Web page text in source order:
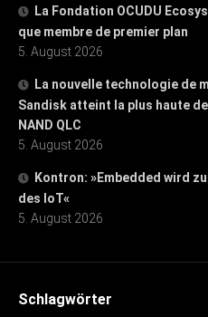
La Fondation OCUDU
que membre de premier plan
5. August 2026
La nouvelle technologie de
Sandisk atteint la plus haute
NAND QLC
5. August 2026
Kontron: »Embedded wird
des IoT«
5. August 2026
Schlagwörter